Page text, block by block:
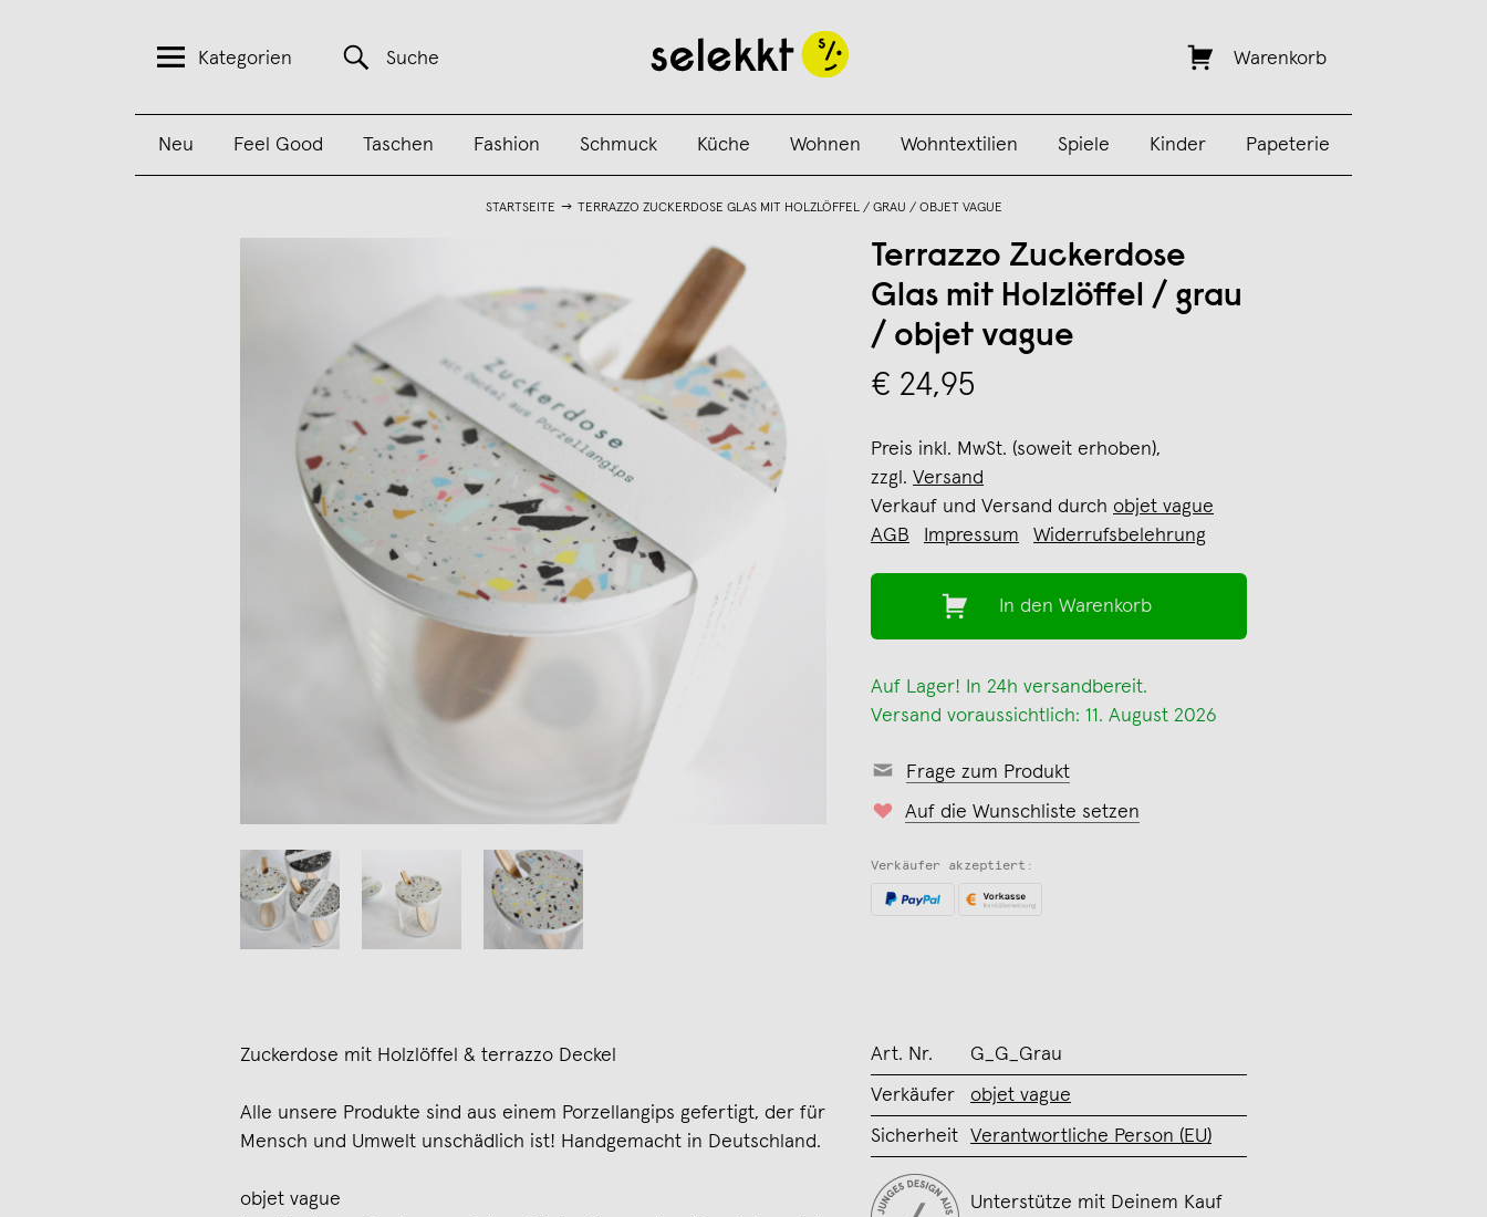
Kategorien Suche Warenkorb
Neu Feel Good Taschen Fashion Schmuck Küche Wohnen Wohntextilien Spiele Kinder Papeterie
STARTSEITE TERRAZZO ZUCKERDOSE GLAS MIT HOLZLÖFFEL / GRAU / OBJET VAGUE
Terrazzo Zuckerdose
Glas mit Holzlöffel / grau
/ objet vague
€ 24,95
Preis inkl. MwSt. (soweit erhoben),
zzgl. Versand
Verkauf und Versand durch objet vague
AGB
Impressum Widerrufsbelehrung
In den Warenkorb
Auf Lager! In 24h versandbereit.
Versand voraussichtlich: 11. August 2026
Frage zum Produkt
Auf die Wunschliste setzen
Verkäufer akzeptiert:
Zuckerdose mit Holzlöffel & terrazzo Deckel
Alle unsere Produkte sind aus einem Porzellangips gefertigt, der für
Mensch und Umwelt unschädlich ist! Handgemacht in Deutschland.
objet vague
Art. Nr. G_G_Grau
Verkäufer objet vague
Sicherheit Verantwortliche Person (EU)
Unterstütze mit Deinem Kauf